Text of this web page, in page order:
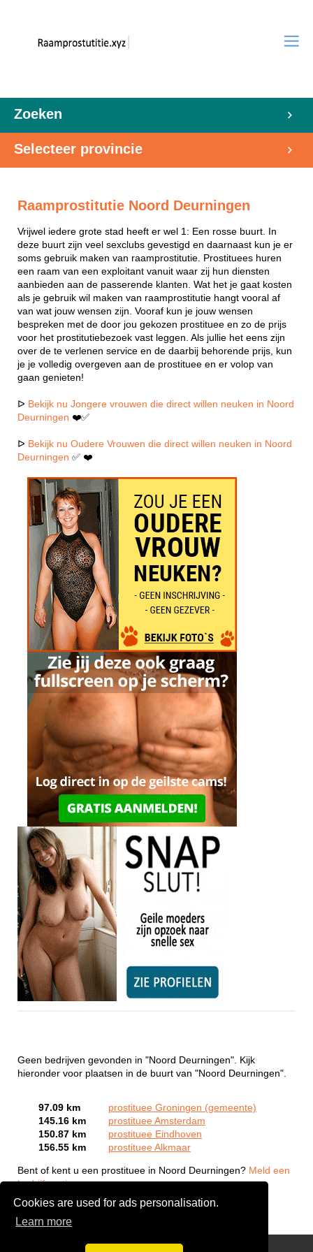
Cookies are used for ads personalisation.
Learn more
Zoeken
Selecteer provincie
Raamprostitutie Noord Deurningen
Vrijwel iedere grote stad heeft er wel 1: Een rosse buurt. In
deze buurt zijn veel sexclubs gevestigd en daarnaast kun je er
soms gebruik maken van raamprostitutie. Prostituees huren
een raam van een exploitant vanuit waar zij hun diensten
aanbieden aan de passerende klanten. Wat het je gaat kosten
als je gebruik wil maken van raamprostitutie hangt vooral af
van wat jouw wensen zijn. Vooraf kun je jouw wensen
bespreken met de door jou gekozen prostituee en zo de prijs
voor het prostitutiebezoek vast leggen. Als jullie het eens zijn
over de te verlenen service en de daarbij behorende prijs, kun
je je volledig overgeven aan de prostituee en er volop van
gaan genieten!
ᐅ Bekijk nu Jongere vrouwen die direct willen neuken in Noord
Deurningen ❤️✅
ᐅ Bekijk nu Oudere Vrouwen die direct willen neuken in Noord
Deurningen ✅ ❤️
Geen bedrijven gevonden in "Noord Deurningen". Kijk
hieronder voor plaatsen in de buurt van "Noord Deurningen".
97.09 km
prostituee Groningen (gemeente)
145.16 km
prostituee Amsterdam
150.87 km
prostituee Eindhoven
156.55 km
prostituee Alkmaar
Bent of kent u een prostituee in Noord Deurningen? Meld een
bedrijf gratis aan